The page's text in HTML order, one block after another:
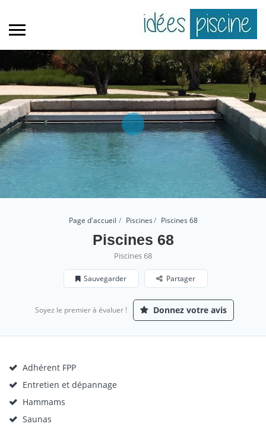
Page d'accueil Piscines Piscines 68
Piscines 68
Piscines 68
Sauvegarder Partager
Soyez le premier à évaluer ! Donnez votre avis
Adhérent FPP
Entretien et dépannage
Hammams
Saunas